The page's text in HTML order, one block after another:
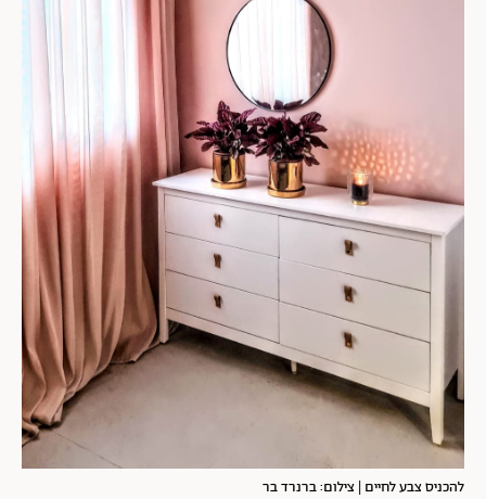
להכניס צבע לחיים | צילום: ברנרד בר